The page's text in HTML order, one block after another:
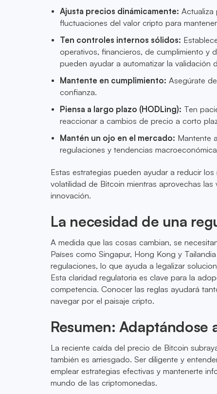
Ajusta precios dinámicamente: Actualiza
fluctuaciones del valor cripto para
Ten controles internos sólidos:
operativos, financieros, de cumplimiento y
pueden ayudar a automatizar la validación
Mantente en cumplimiento: Asegúrate
confianza.
Piensa a largo plazo (HODLing): Ten
reaccionar a cambios de precio a corto
Mantén un ojo en el mercado: Mantente
regulaciones y tendencias
Estas estrategias pueden ayudar a reducir
volatilidad de Bitcoin mientras aprovechas
innovación.
La necesidad de una
A medida que las cosas cambian, se
Países como Singapur, Hong Kong y
regulaciones, lo que ayuda a legalizar
Esta claridad regulatoria es clave para la
competencia. Conocer las reglas ayudará
navegar por el paisaje cripto.
Resumen: Adaptándose
La reciente caída del precio de Bitcoin
también es arriesgado. Ser diligente y
emplear estrategias efectivas y mantenerte
mundo de las criptomonedas.